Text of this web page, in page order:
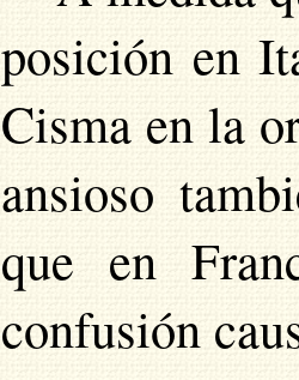
posición en
Cisma en la
ansioso
que en
confusión